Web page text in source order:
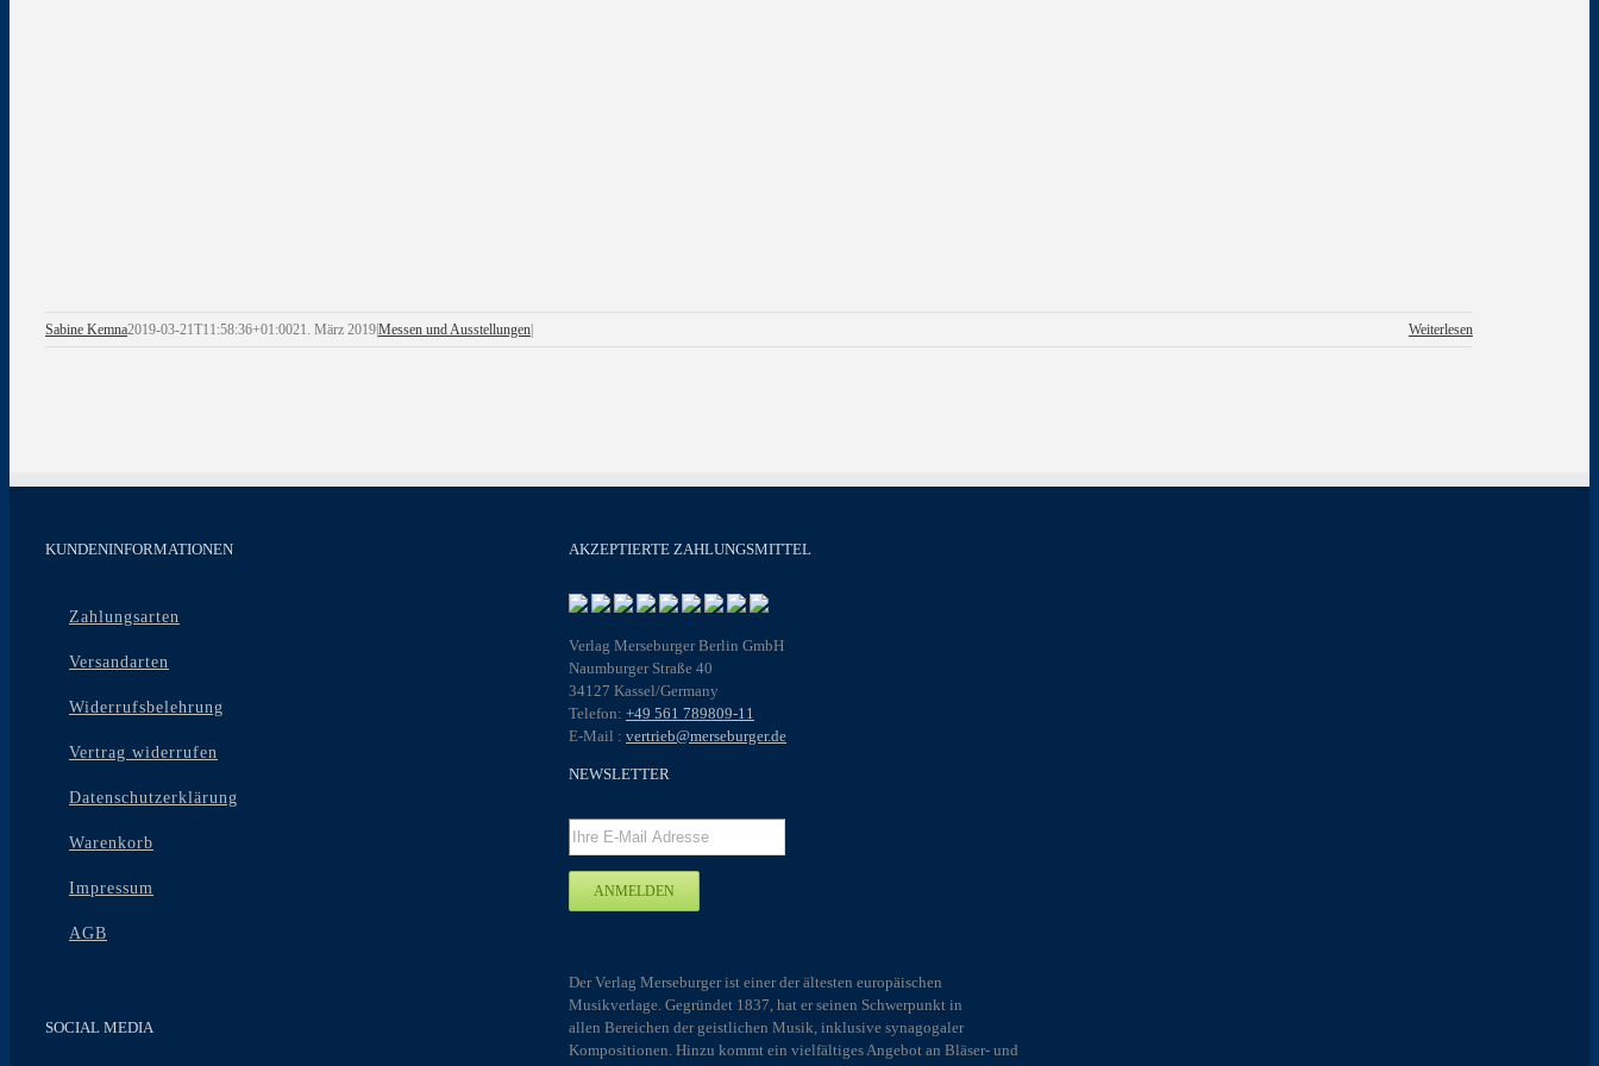
Sabine Kemna2019-03-21T11:58:36+01:0021. März 2019Messen und Ausstellungen Weiterlesen
KUNDENINFORMATIONEN
Zahlungsarten
Versandarten
Widerrufsbelehrung
Vertrag widerrufen
Datenschutzerklärung
Warenkorb
Impressum
AGB
SOCIAL MEDIA
AKZEPTIERTE ZAHLUNGSMITTEL
Verlag Merseburger Berlin GmbH
Naumburger Straße 40
34127 Kassel/Germany
Telefon: +49 561 789809-11
E-Mail : vertrieb@merseburger.de
NEWSLETTER
Der Verlag Merseburger ist einer der ältesten europäischen
Musikverlage. Gegründet 1837, hat er seinen Schwerpunkt in
allen Bereichen der geistlichen Musik, inklusive synagogaler
Kompositionen. Hinzu kommt ein vielfältiges Angebot an Bläser- und